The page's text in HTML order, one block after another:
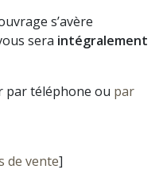
s’avère
sera intégralement
par téléphone ou par
de vente]